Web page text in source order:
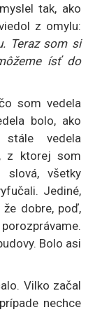
tak, ako
z omylu:
Teraz som si
ísť do
som vedela
bolo, ako
vedela
z ktorej som
všetky
Jediné,
dobre, poď,
Bolo asi
Vilko začal
nechce